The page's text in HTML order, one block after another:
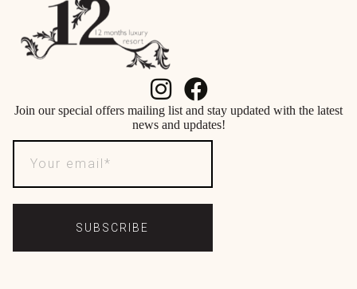
Join our special offers mailing list and stay updated with the latest
news and updates!
SUBSCRIBE